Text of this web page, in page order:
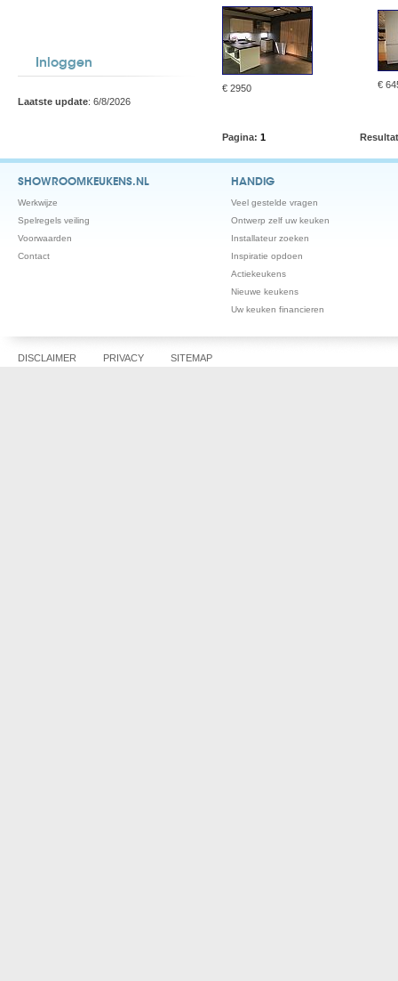
Inloggen
Laatste update: 6/8/2026
€ 2950 €
Pagina: 1
SHOWROOMKEUKENS.NL
Werkwijze
Spelregels veiling
Voorwaarden
Contact
HANDIG
Veel gestelde vragen
Ontwerp zelf uw keuken
Installateur zoeken
Inspiratie opdoen
Actiekeukens
Nieuwe keukens
Uw keuken financieren
DISCLAIMER PRIVACY SITEMAP